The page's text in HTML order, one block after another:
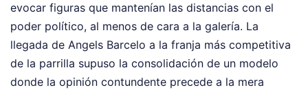
evocar figuras que mantenían las distancias con el
poder político, al menos de cara a la galería. La
llegada de Angels Barcelo a la franja más competitiva
de la parrilla supuso la consolidación de un modelo
donde la opinión contundente precede a la mera